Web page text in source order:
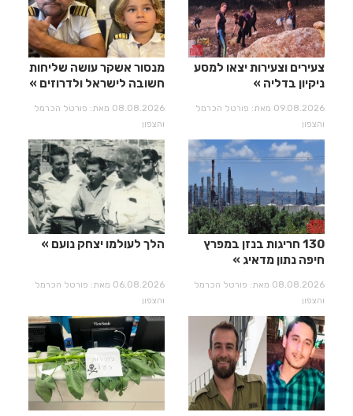
צעירים וצעירות יצאו למסע
ניקיון בדליה
09.08.2026 מאת: פורטל הכרמל
והצפון
מנסור אשקר עושה שליחות
חשובה לישראל ולדרוזים
08.08.2026 מאת: פורטל הכרמל
והצפון
130 חריגות בנזן במפרץ
חיפה נתון מדאיג
08.08.2026 מאת: פורטל הכרמל
והצפון
הלך לעולמו יצחק נועם
06.08.2026 מאת: פורטל הכרמל
והצפון